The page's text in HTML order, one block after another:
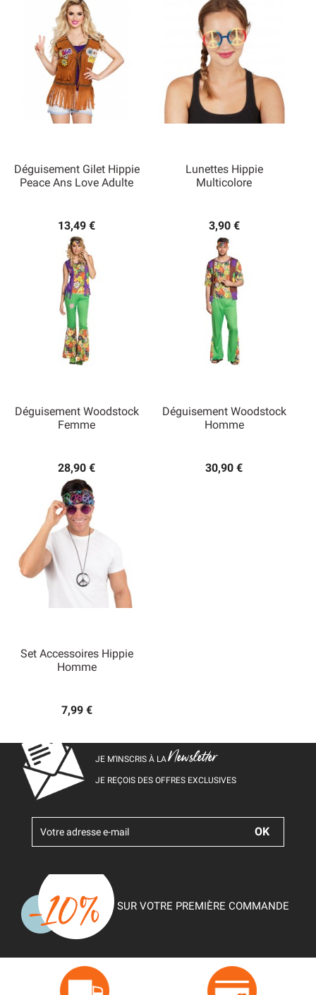
Déguisement Gilet Hippie
Peace Ans Love Adulte
13,49 €
Lunettes Hippie
Multicolore
3,90 €
Déguisement Woodstock
Femme
28,90 €
Déguisement Woodstock
Homme
30,90 €
Set Accessoires Hippie
Homme
7,99 €
JE M’INSCRIS À LANewsletter
JE REÇOIS DES OFFRES EXCLUSIVES
SUR VOTRE PREMIÈRE COMMANDE